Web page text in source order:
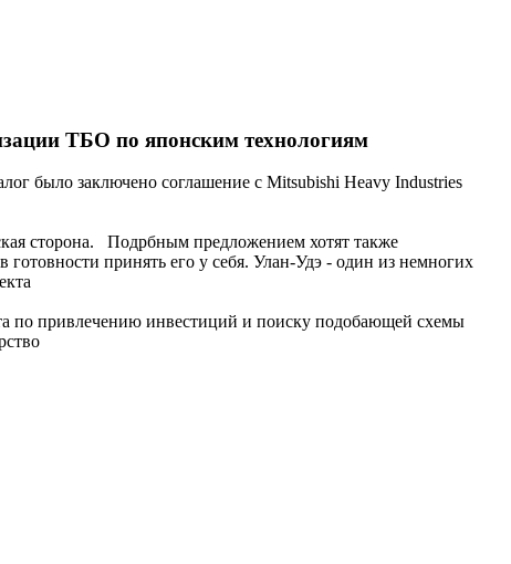
ТБО по японским технологиям
было заключено соглашение с Mitsubishi Heavy Industries
сторона. Подрбным предложением хотят также
готовности принять его у себя. Улан-Удэ - один из немногих
по привлечению инвестиций и поиску подобающей схемы